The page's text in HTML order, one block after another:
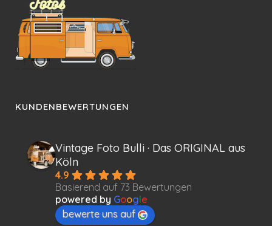
KUNDENBEWERTUNGEN
Vintage Foto Bulli · Das ORIGINAL aus
Köln
4.9
Basierend auf 73 Bewertungen
powered by Google
bewerte uns auf